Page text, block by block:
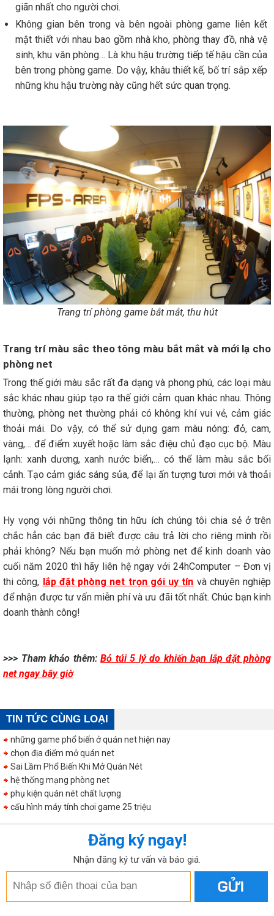
giãn nhất cho người chơi.
Không gian bên trong và bên ngoài phòng game liên kết
mật thiết với nhau bao gồm nhà kho, phòng thay đồ, nhà vệ
sinh, khu văn phòng… Là khu hậu trường tiếp tế hậu cần của
bên trong phòng game. Do vậy, khâu thiết kế, bố trí sắp xếp
những khu hậu trường này cũng hết sức quan trọng.
Trang trí phòng game bắt mắt, thu hút
Trang trí màu sắc theo tông màu bắt mắt và mới lạ cho
phòng net
Trong thế giới màu sắc rất đa dạng và phong phú, các loại màu
sắc khác nhau giúp tạo ra thế giới cảm quan khác nhau. Thông
thường, phòng net thường phải có không khí vui vẻ, cảm giác
thoải mái. Do vậy, có thể sử dụng gam màu nóng: đỏ, cam,
vàng,… để điểm xuyết hoặc làm sắc điệu chủ đạo cục bộ. Màu
lạnh: xanh dương, xanh nước biển,… có thể làm màu sắc bối
cảnh. Tạo cảm giác sáng sủa, để lại ấn tượng tươi mới và thoải
mái trong lòng người chơi.
Hy vọng với những thông tin hữu ích chúng tôi chia sẻ ở trên
chắc hẳn các bạn đã biết được câu trả lời cho riêng mình rồi
phải không? Nếu bạn muốn mở phòng net để kinh doanh vào
cuối năm 2020 thì hãy liên hệ ngay với 24hComputer – Đơn vị
thi công, lắp đặt phòng net trọn gói uy tín và chuyên nghiệp
để nhận được tư vấn miễn phí và ưu đãi tốt nhất. Chúc bạn kinh
doanh thành công!
>>> Tham khảo thêm: Bỏ túi 5 lý do khiến bạn lắp đặt phòng
net ngay bây giờ
TIN TỨC CÙNG LOẠI
những game phổ biến ở quán net hiện nay
chọn địa điểm mở quán net
Sai Lầm Phổ Biến Khi Mở Quán Nét
hệ thống mạng phòng net
phụ kiện quán nét chất lượng
cấu hình máy tính chơi game 25 triệu
Đăng ký ngay!
Nhận đăng ký tư vấn và báo giá.